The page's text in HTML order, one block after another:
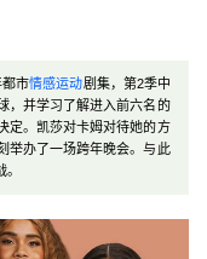
都市情感运动剧集，第2季中
，并学习了解进入前六名的
定。凯莎对卡姆对待她的方
举办了一场跨年晚会。与此